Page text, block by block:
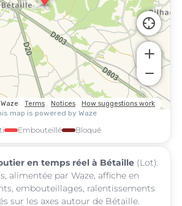
Embouteillé Bloqué
en temps réel à Bétaille (Lot).
alimentée par Waze, affiche en
embouteillages, ralentissements
sur les axes autour de Bétaille.